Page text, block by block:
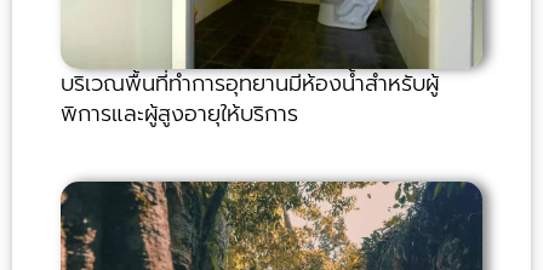
บริเวณพื้นที่ทำการอุทยานมีห้องน้ำสำหรับผู้
พิการและผู้สูงอายุให้บริการ